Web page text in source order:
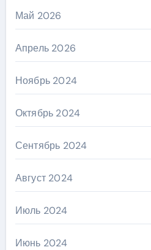
Май 2026
Апрель 2026
Ноябрь 2024
Октябрь 2024
Сентябрь 2024
Август 2024
Июль 2024
Июнь 2024